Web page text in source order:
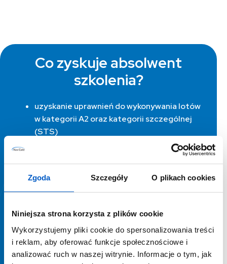
Zgoda Szczegóły O plikach cookies
Niniejsza strona korzysta z plików cookie
Wykorzystujemy pliki cookie do spersonalizowania treści
i reklam, aby oferować funkcje społecznościowe i
analizować ruch w naszej witrynie. Informacje o tym, jak
Co zyskuje absolwent
szkolenia?
uzyskanie uprawnień do wykonywania lotów
w kategorii A2 oraz kategorii szczególnej
(STS)
przygotowanie do operacyjnego wykorzystania
warunkach działań OSP, PSP, zarządzania
kryzysowego,
zdolność analizy danych pozyskiwanych z BSP
na potrzeby rozpoznania i dowodzenia,
doświadczenie w realizacji lotów dziennych i
nocnych,
znajomość procedur współpracy zespołów